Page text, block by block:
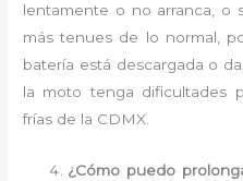
lentamente o no arranca, o
más tenues de lo normal,
batería está descargada o
la moto tenga dificultades
frías de la CDMX.
¿Cómo puedo